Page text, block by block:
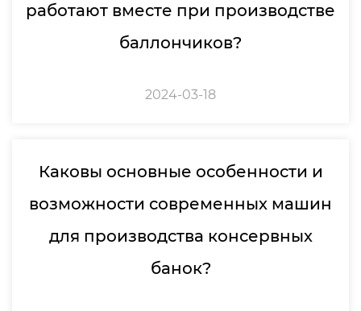
работают вместе при производстве
баллончиков?
2024-03-18
Каковы основные особенности и
возможности современных машин
для производства консервных
банок?